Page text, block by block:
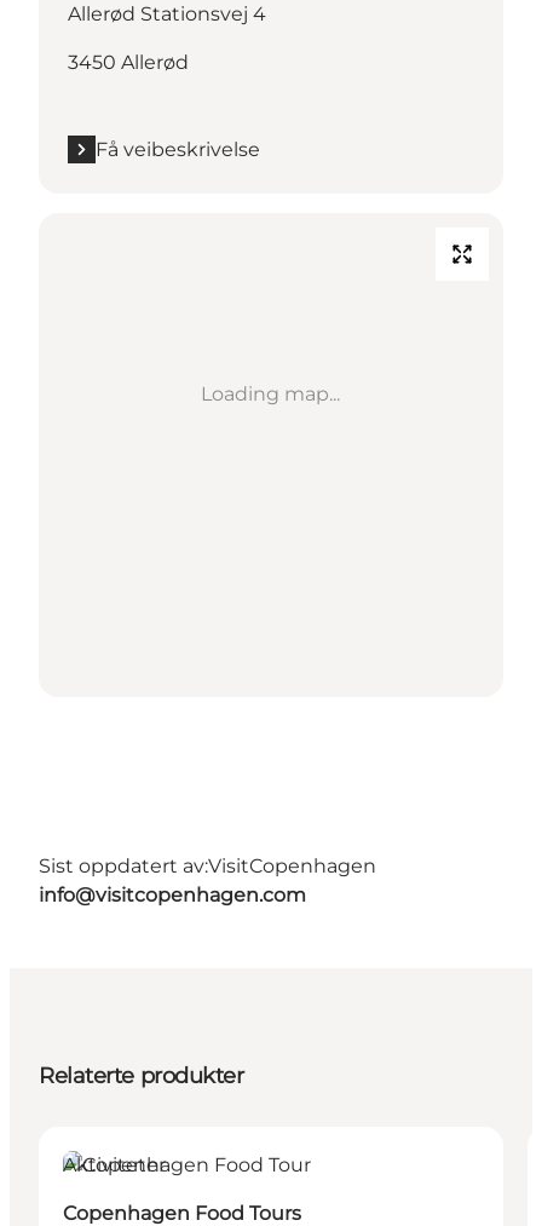
Allerød Stationsvej 4
3450 Allerød
Få veibeskrivelse
Loading map...
Sist oppdatert av:VisitCopenhagen
info@visitcopenhagen.com
Relaterte produkter
Aktiviteter
Copenhagen Food Tours